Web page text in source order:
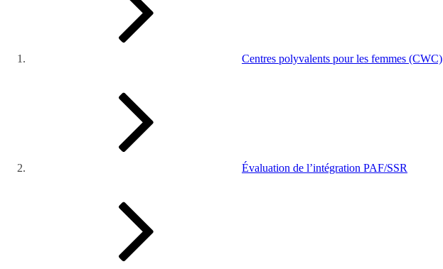
Centres polyvalents pour les femmes (CWC)
Évaluation de l’intégration PAF/SSR